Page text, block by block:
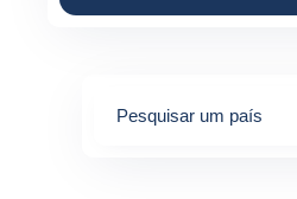
Pesquisar um país